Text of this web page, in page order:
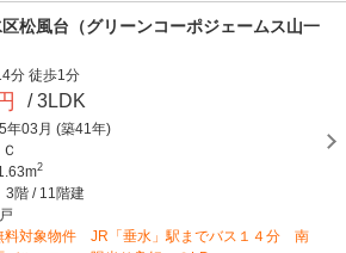
松風台（グリーンコーポジェームス山一
分 徒歩1分
/ 3LDK
年03月 (築41年)
2
3階 /11階建
料対象物件 JR「垂水」駅までバス１４分 南